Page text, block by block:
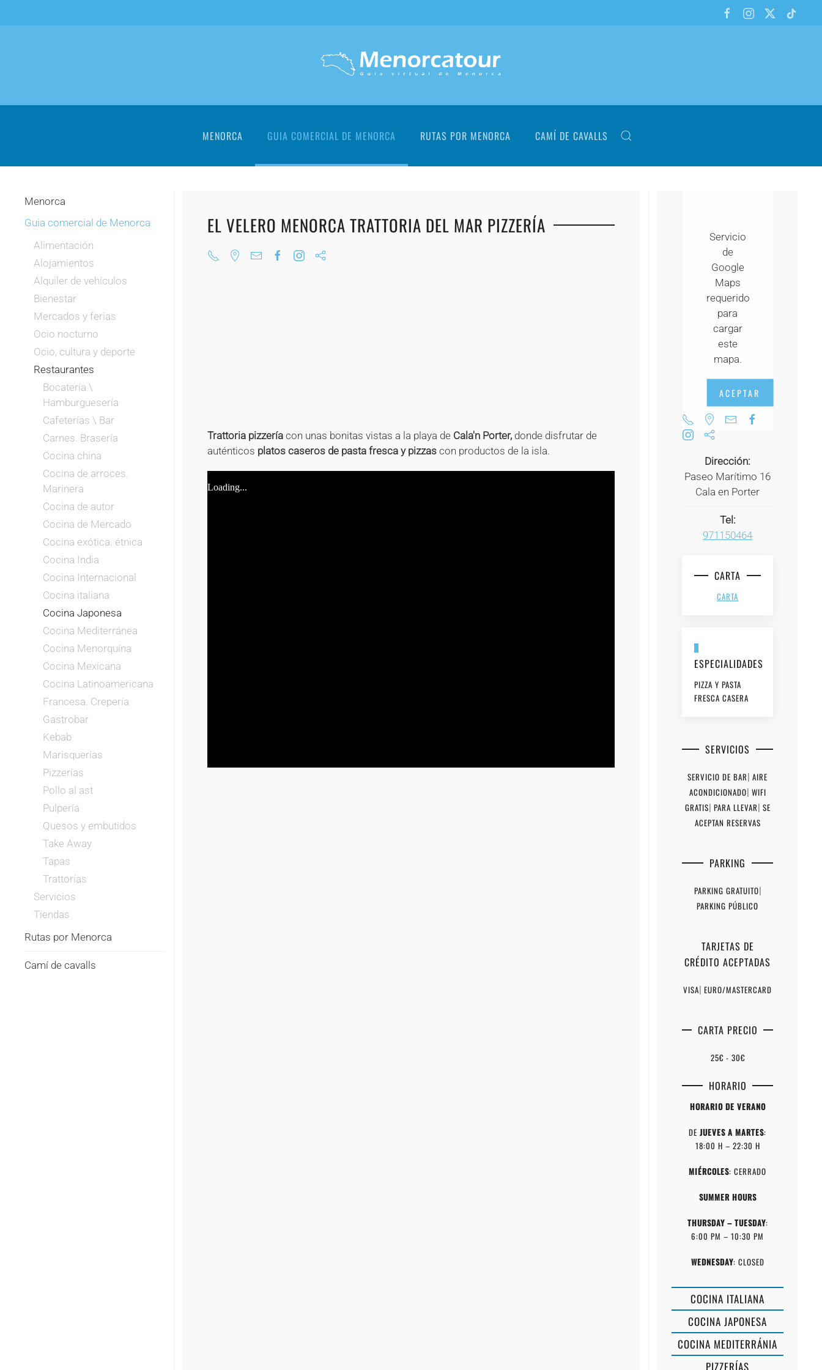
MENORCA GUIA COMERCIAL DE MENORCA RUTAS POR MENORCA CAMÍ DE CAVALLS
Menorca
Guia comercial de Menorca
Alimentación
Alojamientos
Alquiler de vehículos
Bienestar
Mercados y ferias
Ocio nocturno
Ocio, cultura y deporte
Restaurantes
Bocatería \
Hamburguesería
Cafeterías \ Bar
Carnes. Brasería
Cocina china
Cocina de arroces.
Marinera
Cocina de autor
Cocina de Mercado
Cocina exótica. étnica
Cocina India
Cocina Internacional
Cocina italiana
Cocina Japonesa
Cocina Mediterránea
Cocina Menorquína
Cocina Mexicana
Cocina Latinoamericana
Francesa. Crepería
Gastrobar
Kebab
Marisquerías
Pizzerías
Pollo al ast
Pulpería
Quesos y embutidos
Take Away
Tapas
Trattorías
Servicios
Tiendas
Rutas por Menorca
Camí de cavalls
EL VELERO MENORCA TRATTORIA DEL MAR PIZZERÍA
Trattoria pizzería con unas bonitas vistas a la playa de Cala'n Porter,donde disfrutar de
auténticos platos caseros de pasta fresca y pizzascon productos de la isla.
Servicio
de
Google
Maps
requerido
para
cargar
este
mapa.
ACEPTAR
Dirección:
Paseo Marítimo 16
Cala en Porter
Tel:
971150464
CARTA
CARTA
ESPECIALIDADES
PIZZA Y PASTA
FRESCA CASERA
SERVICIOS
SERVICIO DE BAR|AIRE
ACONDICIONADO| WIFI
GRATIS| PARA LLEVAR| SE
ACEPTAN RESERVAS
PARKING
PARKING GRATUITO|
PARKING PÚBLICO
TARJETAS DE
CRÉDITO ACEPTADAS
VISA|EURO/MASTERCARD
CARTA PRECIO
25€ - 30€
HORARIO
HORARIO DE VERANO
DEJUEVES A MARTES:
18:00 H – 22:30 H
MIÉRCOLES: CERRADO
SUMMER HOURS
THURSDAY – TUESDAY:
6:00 PM – 10:30 PM
WEDNESDAY: CLOSED
COCINA ITALIANA
COCINA JAPONESA
COCINA MEDITERRÁNIA
PIZZERÍAS